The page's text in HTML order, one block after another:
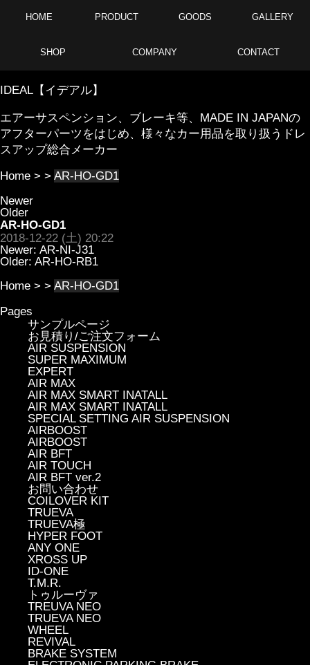
HOME PRODUCT GOODS GALLERY
SHOP COMPANY CONTACT
IDEAL【イデアル】
エアーサスペンション、ブレーキ等、MADE IN JAPANの
アフターパーツをはじめ、様々なカー用品を取り扱うドレ
スアップ総合メーカー
Home > > AR-HO-GD1
Newer
Older
AR-HO-GD1
2018-12-22 (土) 20:22
Newer: AR-NI-J31
Older: AR-HO-RB1
Home > > AR-HO-GD1
Pages
サンプルページ
お見積り/ご注文フォーム
AIR SUSPENSION
SUPER MAXIMUM
EXPERT
AIR MAX
AIR MAX SMART INATALL
AIR MAX SMART INATALL
SPECIAL SETTING AIR SUSPENSION
AIRBOOST
AIRBOOST
AIR BFT
AIR TOUCH
AIR BFT ver.2
お問い合わせ
COILOVER KIT
TRUEVA
TRUEVA極
HYPER FOOT
ANY ONE
XROSS UP
ID-ONE
T.M.R.
トゥルーヴァ
TREUVA NEO
TRUEVA NEO
WHEEL
REVIVAL
BRAKE SYSTEM